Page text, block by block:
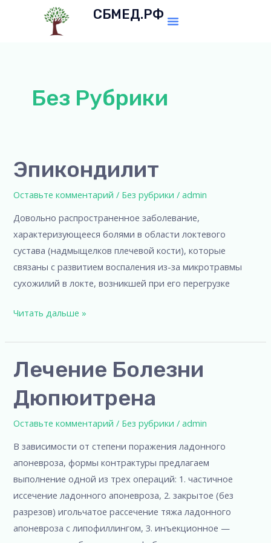
СБМЕД.РФ
Menu
Без Рубрики
Эпикондилит
Оставьте комментарий / Без рубрики /admin
Довольно распространенное заболевание,
характеризующееся болями в области локтевого
сустава (надмыщелков плечевой кости), которые
связаны с развитием воспаления из-за микротравмы
сухожилий в локте, возникшей при его перегрузке
Эпикондилит
Читать дальше »
Лечение Болезни
Дюпюитрена
Оставьте комментарий / Без рубрики /admin
В зависимости от степени поражения ладонного
апоневроза, формы контрактуры предлагаем
выполнение одной из трех операций: 1. частичное
иссечение ладонного апоневроза, 2. закрытое (без
разрезов) игольчатое рассечение тяжа ладонного
апоневроза с липофиллингом, 3. инъекционное —
Лечение
болезни
Дюпюитрена